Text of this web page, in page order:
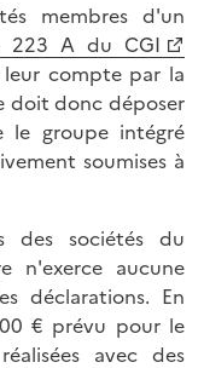
membres d'un
223 A du CGI
compte par la
doit donc déposer
le groupe intégré
soumises à
des sociétés du
n'exerce aucune
déclarations. En
€ prévu pour le
avec des